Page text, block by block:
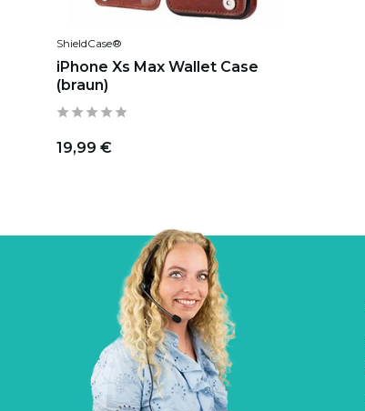
ShieldCase®
iPhone Xs Max Wallet Case
(braun)
19,99 €